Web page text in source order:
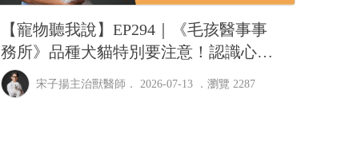
【寵物聽我說】EP294｜《毛孩醫事事
務所》品種犬貓特別要注意！認識心臟
超音波與檢查重點｜專業獸醫—宋子揚
宋子揚主治獸醫師 ． 2026-07-13 ． 瀏覽 2287